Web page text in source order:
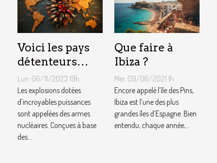
Voici les pays
détenteurs
d’arme
nucléaire ?
Lun. 06/11/2023 19h
Les explosions dotées
d’incroyables puissances
sont appelées des armes
nucléaires. Conçues à base
des...
Que faire à
Ibiza ?
Mer. 09/06/2021 1h
Encore appelé l’île des Pins,
Ibiza est l’une des plus
grandes îles d’Espagne. Bien
entendu, chaque année,...